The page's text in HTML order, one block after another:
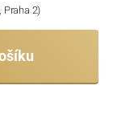
Praha 2)